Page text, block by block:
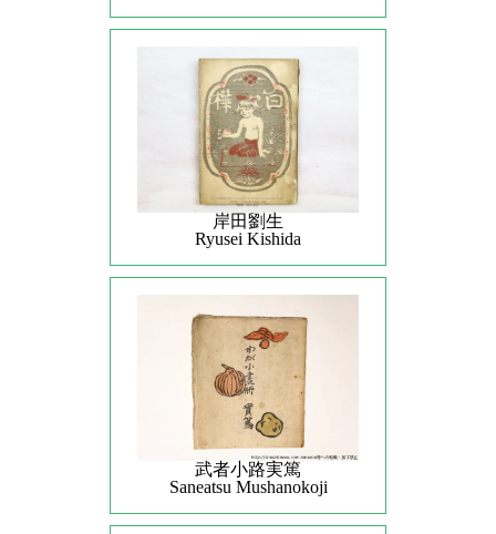
岸田劉生
Ryusei Kishida
武者小路実篤
Saneatsu Mushanokoji